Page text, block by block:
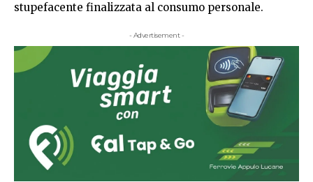
stupefacente finalizzata al consumo personale.
- Advertisement -